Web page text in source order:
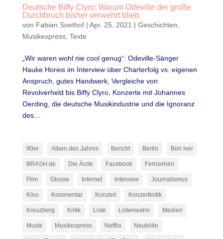
Deutsche Biffy Clyro: Warum Odeville der große
Durchbruch bisher verwehrt blieb
von Fabian Soethof| Apr. 25, 2021 | Geschichten,
Musikexpress, Texte
„Wir waren wohl nie cool genug“: Odeville-Sänger
Hauke Horeis im Interview über Charterfolg vs. eigenen
Anspruch, gutes Handwerk, Vergleiche von
Revolverheld bis Biffy Clyro, Konzerte mit Johannes
Oerding, die deutsche Musikindustrie und die Ignoranz
des...
90er Alben des Jahres Bericht Berlin Bon Iver
BRASH.de Die Ärzte Facebook Fernsehen
Film Glosse Internet Interview Journalismus
Kino Kommentar Konzert Konzertkritik
Kreuzberg Kritik Liste Listenwahn Medien
Musik Musikexpress Netflix Neukölln